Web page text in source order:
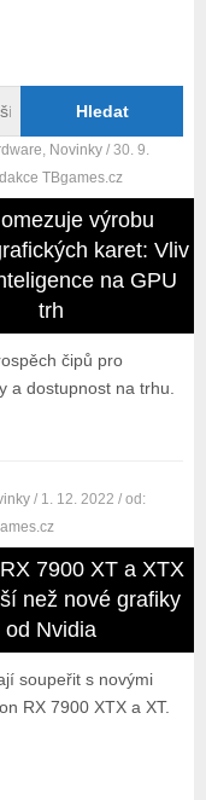
, Novinky / 30. 9.
TBgames.cz
výrobu
karet: Vliv
na GPU
trh
čipů pro
a dostupnost na trhu.
/ 1. 12. 2022 / od:
7900 XT a XTX
než nové grafiky
od Nvidia
soupeřit s novými
RX 7900 XTX a XT.